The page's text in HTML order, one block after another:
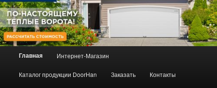
ГлавноеГлавная Интернет-Магазин
Каталог продукции DoorHan Заказать Контакты